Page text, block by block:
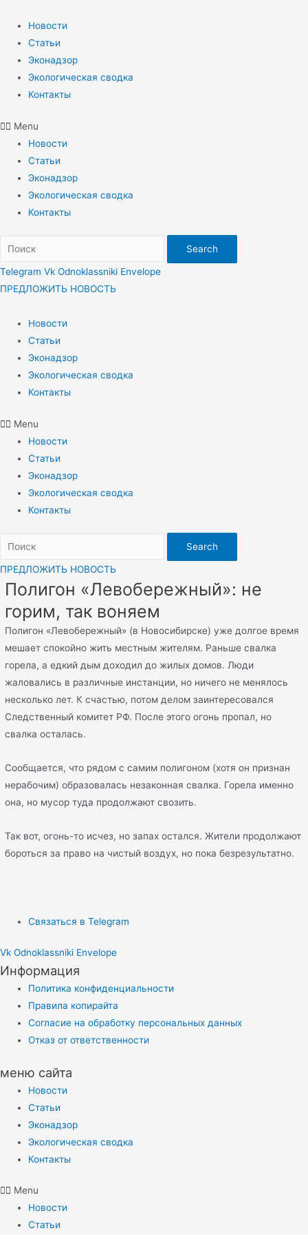
содержимому
Новости
Статьи
Эконадзор
Экологическая сводка
Контакты
Menu
Новости
Статьи
Эконадзор
Экологическая сводка
Контакты
Search
Telegram Vk Odnoklassniki Envelope
ПРЕДЛОЖИТЬ НОВОСТЬ
Новости
Статьи
Эконадзор
Экологическая сводка
Контакты
Menu
Новости
Статьи
Эконадзор
Экологическая сводка
Контакты
Search
ПРЕДЛОЖИТЬ НОВОСТЬ
Полигон «Левобережный»: не
горим, так воняем
Полигон «Левобережный» (в Новосибирске) уже долгое время
мешает спокойно жить местным жителям. Раньше свалка
горела, а едкий дым доходил до жилых домов. Люди
жаловались в различные инстанции, но ничего не менялось
несколько лет. К счастью, потом делом заинтересовался
Следственный комитет РФ. После этого огонь пропал, но
свалка осталась.
Сообщается, что рядом с самим полигоном (хотя он признан
нерабочим) образовалась незаконная свалка. Горела именно
она, но мусор туда продолжают свозить.
Так вот, огонь-то исчез, но запах остался. Жители продолжают
бороться за право на чистый воздух, но пока безрезультатно.
Связаться в Telegram
Vk Odnoklassniki Envelope
Информация
Политика конфиденциальности
Правила копирайта
Согласие на обработку персональных данных
Отказ от ответственности
меню сайта
Новости
Статьи
Эконадзор
Экологическая сводка
Контакты
Menu
Новости
Статьи